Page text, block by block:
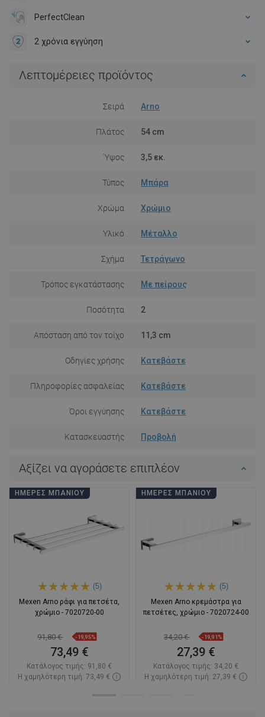
PerfectClean
2 χρόνια εγγύηση
Λεπτομέρειες προϊόντος
Σειρά Arno
Πλάτος 54 cm
Ύψος 3,5 εκ.
Τύπος Μπάρα
Χρώμα Χρώμιο
Υλικό Μέταλλο
Σχήμα Τετράγωνο
Τρόπος εγκατάστασης Με πείρους
Ποσότητα 2
Απόσταση από τον τοίχο 11,3 cm
Οδηγίες χρήσης Κατεβάστε
Πληροφορίες ασφαλείας Κατεβάστε
Όροι εγγύησης Κατεβάστε
Κατασκευαστής Προβολή
Αξίζει να αγοράσετε επιπλέον
ΗΜΈΡΕΣ ΜΠΆΝΙΟΥ
(5)
Mexen Arno ράφι για πετσέτα,
χρώμιο - 7020720-00
91,80 € -19,95%
73,49 €
Κατάλογος τιμής: 91,80 €
Η χαμηλότερη τιμή: 73,49 €
ΗΜΈΡΕΣ ΜΠΆΝΙΟΥ
(5)
Mexen Arno κρεμάστρα για
πετσέτες, χρώμιο - 7020724-00
34,20 € -19,91%
27,39 €
Κατάλογος τιμής: 34,20 €
Η χαμηλότερη τιμή: 27,39 €